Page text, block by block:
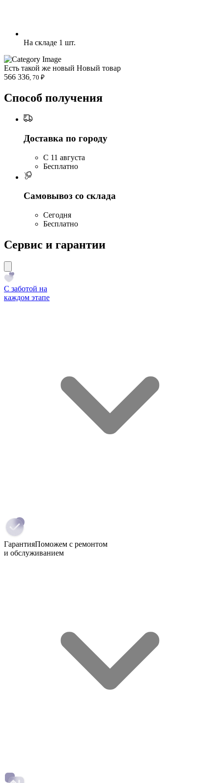
На складе 1 шт.
Есть такой же новый Новый товар
566 336, 70 ₽
Способ получения
Доставка по городу
C 11 августа
Бесплатно
Самовывоз со склада
Сегодня
Бесплатно
Сервис и гарантии
С заботой на
каждом этапе
ГарантияПоможем с ремонтом
и обслуживанием